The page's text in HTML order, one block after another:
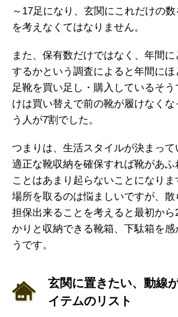
～17足になり、玄関にこれだけの
を考えなくてはなりません。
また、保有数だけではなく、年間
するかという調査によると年間に
足靴を買い足し・購入しているそ
けは買い替えで前の靴が履けなく
う人が7割でした。
つまりは、生活スタイルが決まっ
適正な靴収納を確保すれば靴があふ
ことはあまり起らないことになりま
場所を取るのは悩ましいですが、
担保出来ることを考えると最初から
かりと収納できる靴箱、下駄箱を
うです。
玄関に置きたい、動線
イテムのリスト